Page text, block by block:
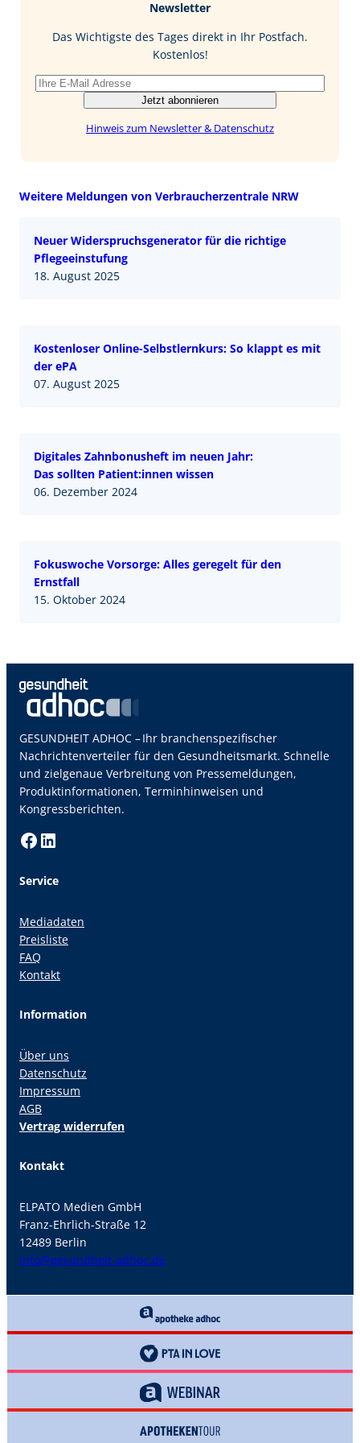
I
Newsletter
Das Wichtigste des Tages direkt in Ihr Postfach.
Kostenlos!
Jetzt abonnieren
Hinweis zum Newsletter & Datenschutz
Weitere Meldungen von Verbraucherzentrale NRW
Neuer Widerspruchsgenerator für die richtige
Pflegeeinstufung
18. August 2025
Kostenloser Online-Selbstlernkurs: So klappt es mit
der ePA
07. August 2025
Digitales Zahnbonusheft im neuen Jahr:
Das sollten Patient:innen wissen
06. Dezember 2024
Fokuswoche Vorsorge: Alles geregelt für den
Ernstfall
15. Oktober 2024
GESUNDHEIT ADHOC – Ihr branchenspezifischer
Nachrichtenverteiler für den Gesundheitsmarkt. Schnelle
und zielgenaue Verbreitung von Pressemeldungen,
Produktinformationen, Terminhinweisen und
Kongressberichten.
Facebook LinkedIn
Service
Mediadaten
Preisliste
FAQ
Kontakt
Information
Über uns
Datenschutz
Impressum
AGB
Vertrag widerrufen
Kontakt
ELPATO Medien GmbH
Franz-Ehrlich-Straße 12
12489 Berlin
info@gesundheit-adhoc.de